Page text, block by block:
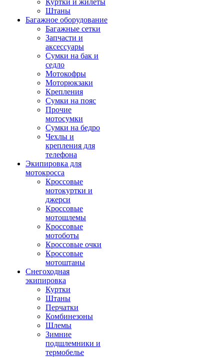
Куртки и жилеты
Штаны
Багажное оборудование
Багажные сетки
Запчасти и
аксессуары
Сумки на бак и
седло
Мотокофры
Моторюкзаки
Крепления
Сумки на пояс
Прочие
мотосумки
Сумки на бедро
Чехлы и
крепления для
телефона
Экипировка для
мотокросса
Кроссовые
мотокуртки и
джерси
Кроссовые
мотошлемы
Кроссовые
мотоботы
Кроссовые очки
Кроссовые
мотоштаны
Снегоходная
экипировка
Куртки
Штаны
Перчатки
Комбинезоны
Шлемы
Зимние
подшлемники и
термобелье